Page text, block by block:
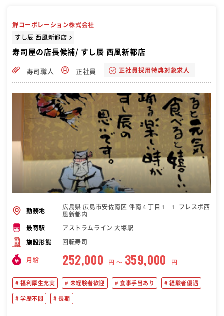
鮮コーポレーション株式会社
すし辰 西風新都店
寿司屋の店長候補/ すし辰 西風新都店
寿司職人 正社員 正社員採用特典対象求人
勤務地
広島県 広島市安佐南区 伴南４丁目１−１ フレスポ西
風新都内
最寄駅 アストラムライン 大塚駅
施設形態 回転寿司
月給 252,000 円 〜 359,000 円
福利厚生充実 未経験者歓迎 食事手当あり 経験者優遇
学歴不問 長期